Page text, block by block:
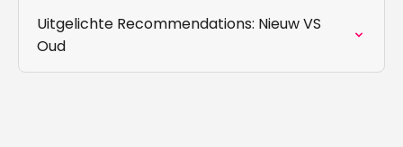
Uitgelichte Recommendations: Nieuw VS
Oud